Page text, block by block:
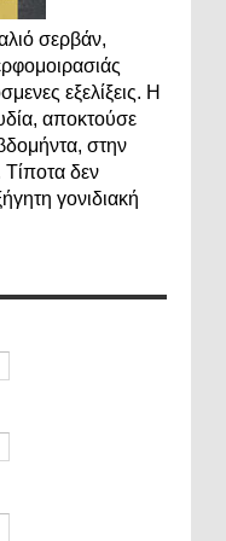
σερβάν,
εξελίξεις. Η
αποκτούσε
στην
δεν
γονιδιακή